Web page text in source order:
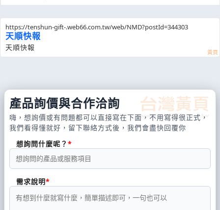
https://tenshun-gift-.web66.com.tw/web/NMD?postId=344303
天順快報
天順快報
產品詢價與合作洽詢
嗨，想詢價或有問題都可以直接寫在下面，不用寫得很正式，
我們看得懂就好，留下聯絡方式後，我們會盡快回覆你
想詢問什麼呢？
需求說明